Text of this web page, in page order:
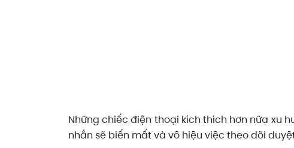
Những chiếc điện thoại kích thích hơn nữa xu
nhắn sẽ biến mất và vô hiệu việc theo dõi